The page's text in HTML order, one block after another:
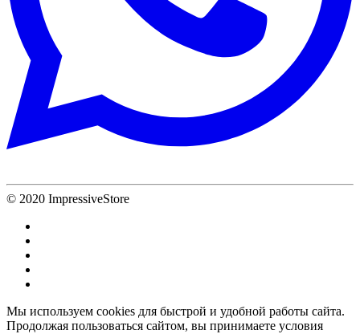
© 2020 ImpressiveStore
Мы используем cookies для быстрой и удобной работы сайта.
Продолжая пользоваться сайтом, вы принимаете условия